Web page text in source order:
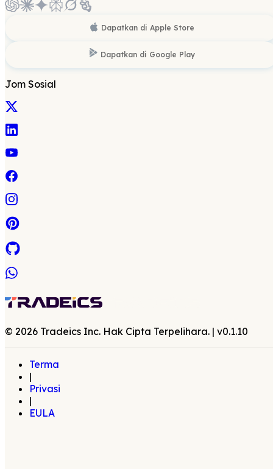
Dapatkan di Apple Store
Dapatkan di Google Play
Jom Sosial
© 2026 Tradeics Inc. Hak Cipta Terpelihara. | v0.1.10
Terma
|
Privasi
|
EULA